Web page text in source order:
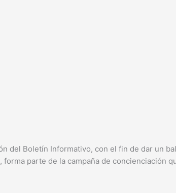
del Boletín Informativo, con el fin de dar un
parte de la campaña de concienciación